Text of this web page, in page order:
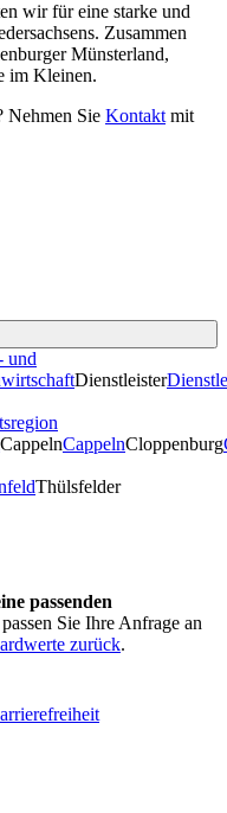
wir für eine starke und
Zusammen
Münsterland,
im Kleinen.
Nehmen Sie Kontakt mit
und
Dienstleister
CappelnCappelnCloppenburg
Thülsfelder
passenden
Sie Ihre Anfrage an
zurück.